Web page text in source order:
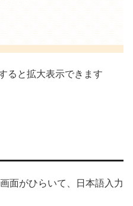
ると拡大表示できます
面がひらいて、日本語入力